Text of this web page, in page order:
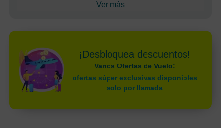
Ver más
¡Desbloquea descuentos!
Varios Ofertas de Vuelo:
ofertas súper exclusivas disponibles
solo por llamada